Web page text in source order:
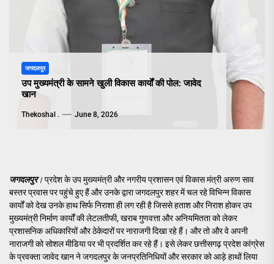
जगदलपुर
उप मुख्यमंत्री के सामने खुली विकास कार्यों की पोल: जावेद
खान
Thekoshal . June 8, 2026
जगदलपुर। प्रदेश के उप मुख्यमंत्री और नगरीय प्रशासन एवं विकास मंत्री अरुण साव
बस्तर प्रवास पर पहुंचे हुए हैं और उनके द्वारा जगदलपुर शहर में चल रहे विभिन्न विकास
कार्यों को देख उनके हाथ सिर्फ निराशा ही लग रही है जिससे हताश और निराश होकर उप
मुख्यमंत्री निर्माण कार्यों की लेटलतीफी, खराब गुणवत्ता और अनियमितता को लेकर
प्रशासनिक अधिकारियों और ठेकेदारों पर नाराजगी दिखा रहे हैं। और तो और वे अपनी
नाराजगी को सोशल मीडिया पर भी प्रदर्शित कर रहे हैं। इसे लेकर छत्तीसगढ़ प्रदेश कांग्रेस
के प्रवक्ता जावेद खान ने जगदलपुर के जनप्रतिनिधियों और सरकार को आड़े हाथों लिया